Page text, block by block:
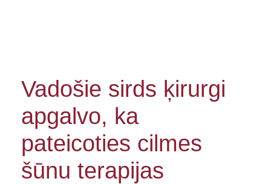
Vadošie sirds ķirurgi
apgalvo, ka
pateicoties cilmes
šūnu terapijas